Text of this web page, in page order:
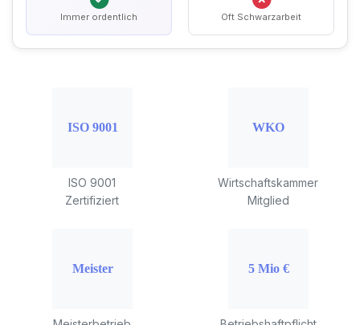
Immer ordentlich Oft Schwarzarbeit
ISO 9001
Zertifiziert
Wirtschaftskammer
Mitglied